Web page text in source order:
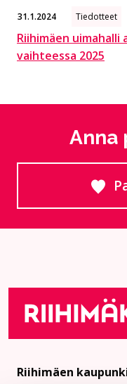
31.1.2024 Tiedotteet
Riihimäen
vaihteessa 2025
Anna
Riihimäen